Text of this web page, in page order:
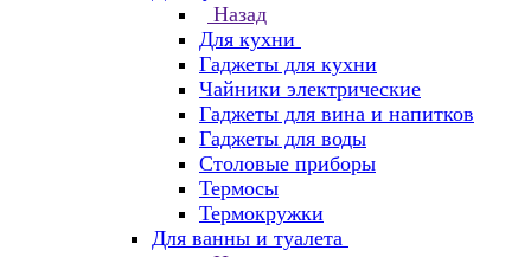
Назад
Для кухни
Гаджеты для кухни
Чайники электрические
Гаджеты для вина и напитков
Гаджеты для воды
Столовые приборы
Термосы
Термокружки
Для ванны и туалета